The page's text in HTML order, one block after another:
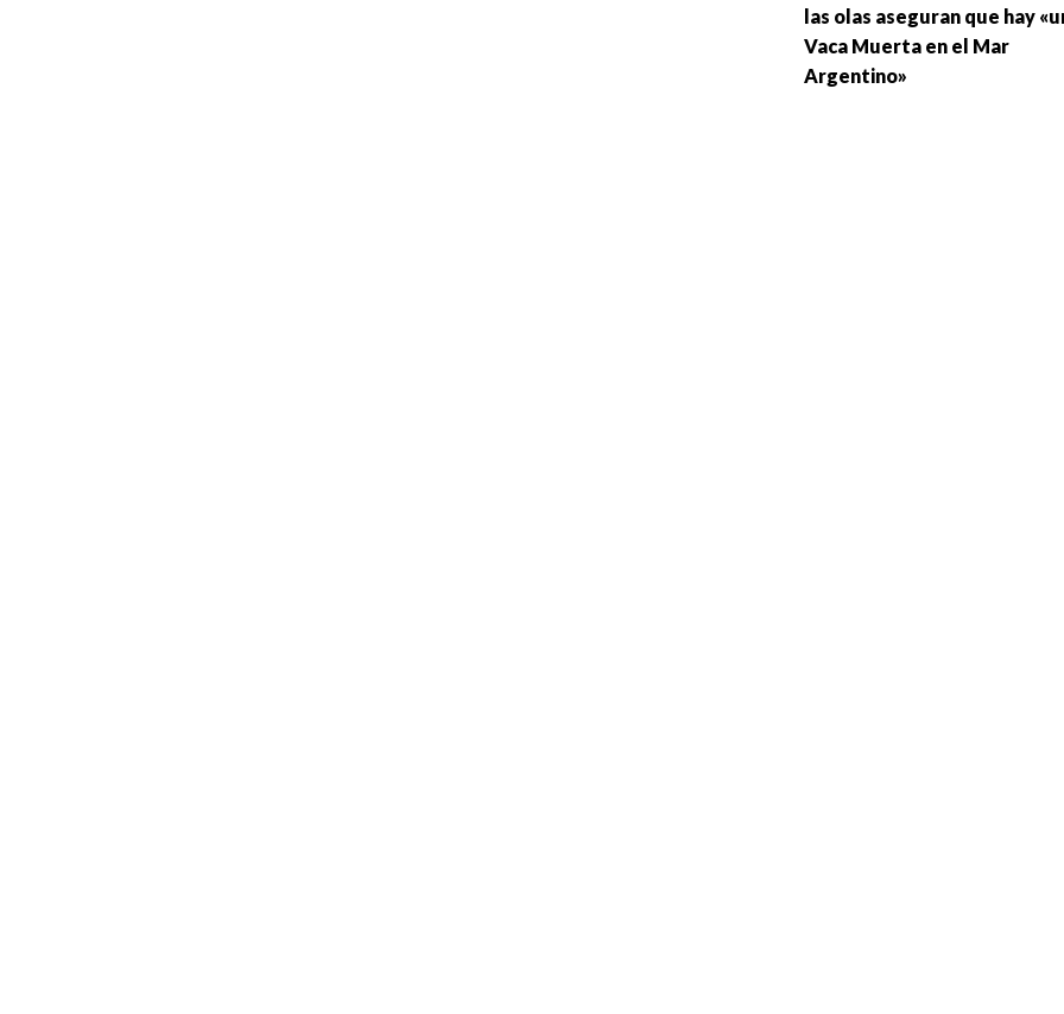
las olas aseguran que hay
Vaca Muerta en el Mar
Argentino»